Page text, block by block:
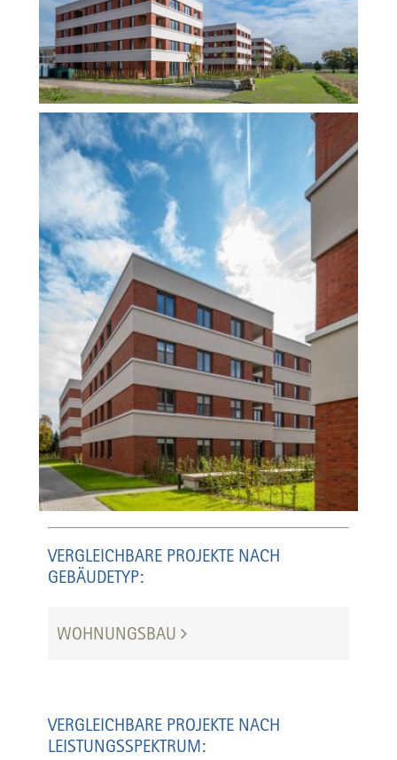
VERGLEICHBARE PROJEKTE NACH
GEBÄUDETYP:
WOHNUNGSBAU
VERGLEICHBARE PROJEKTE NACH
LEISTUNGSSPEKTRUM: